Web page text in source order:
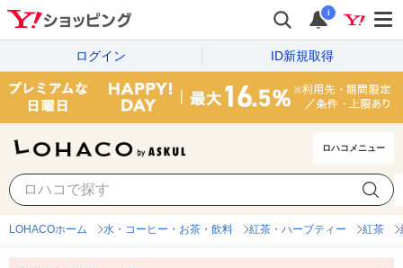
i
ログイン ID新規取得
ロハコメニュー
LOHACOホーム 水・コーヒー・お茶・飲料 紅茶・ハーブティー 紅茶